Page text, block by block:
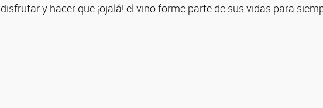
disfrutar y hacer que ¡ojalá! el vino forme parte de sus vidas para